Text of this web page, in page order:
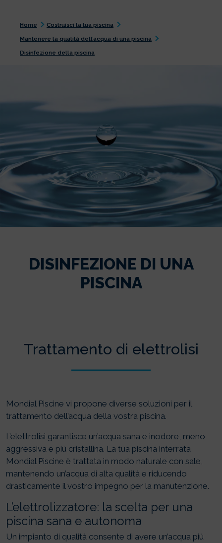
Home
Costruisci la tua piscina
Mantenere la qualità dell’acqua di una piscina
Disinfezione della piscina
DISINFEZIONE DI UNA
PISCINA
Trattamento di elettrolisi
Mondial Piscine vi propone diverse soluzioni per il
trattamento dell’acqua della vostra piscina.
L’elettrolisi garantisce un’acqua sana e inodore, meno
aggressiva e più cristallina. La tua piscina interrata
Mondial Piscine è trattata in modo naturale con sale,
mantenendo un’acqua di alta qualità e riducendo
drasticamente il vostro impegno per la manutenzione.
L’elettrolizzatore: la scelta per una
piscina sana e autonoma
Un impianto di qualità consente di avere un’acqua più